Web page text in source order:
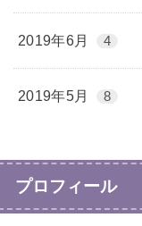
2019年6月 4
2019年5月 8
プロフィール